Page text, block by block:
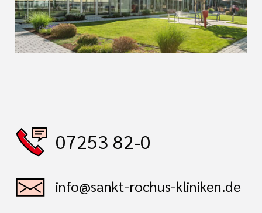
07253 82-0
info@sankt-rochus-kliniken.de